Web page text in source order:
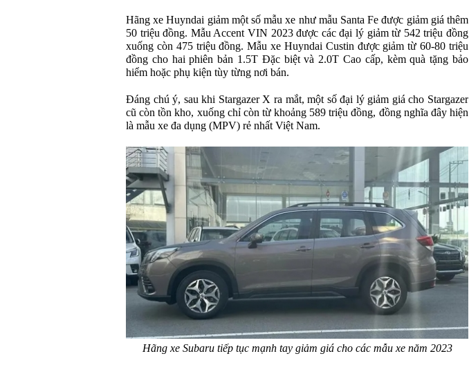
Hãng xe Huyndai giảm một số mẫu xe như mẫu Santa Fe được giảm giá thêm
50 triệu đồng. Mẫu Accent VIN 2023 được các đại lý giảm từ 542 triệu đồng
xuống còn 475 triệu đồng. Mẫu xe Huyndai Custin được giảm từ 60-80 triệu
đồng cho hai phiên bản 1.5T Đặc biệt và 2.0T Cao cấp, kèm quà tặng bảo
hiểm hoặc phụ kiện tùy từng nơi bán.
Đáng chú ý, sau khi Stargazer X ra mắt, một số đại lý giảm giá cho Stargazer
cũ còn tồn kho, xuống chỉ còn từ khoảng 589 triệu đồng, đồng nghĩa đây hiện
là mẫu xe đa dụng (MPV) rẻ nhất Việt Nam.
Hãng xe Subaru tiếp tục mạnh tay giảm giá cho các mẫu xe năm 2023